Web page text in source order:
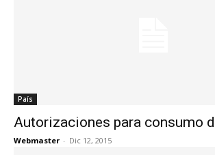
País
Autorizaciones para consumo
Webmaster - Dic 12, 2015